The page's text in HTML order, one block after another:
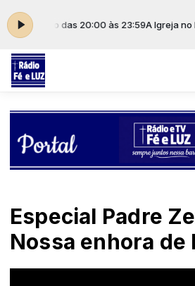
das 20:00 às 23:59A Igreja no
Especial Padre
Nossa enhora de